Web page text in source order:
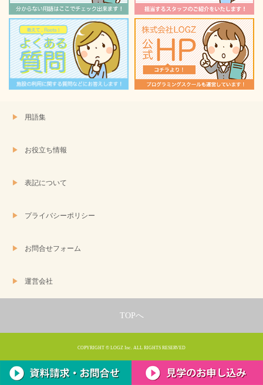
用語集
お役立ち情報
表記について
プライバシーポリシー
お問合せフォーム
運営会社
TOPへ
COPYRIGHT © LOGZ Inc. ALL RIGHTS RESERVED